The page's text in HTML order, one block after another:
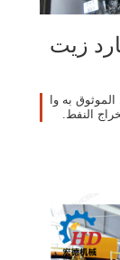
زيت
به وا
النفط.